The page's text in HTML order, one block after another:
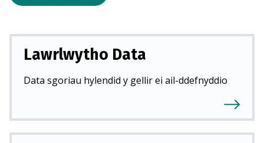
Lawrlwytho Data
Data sgoriau hylendid y gellir ei ail-ddefnyddio